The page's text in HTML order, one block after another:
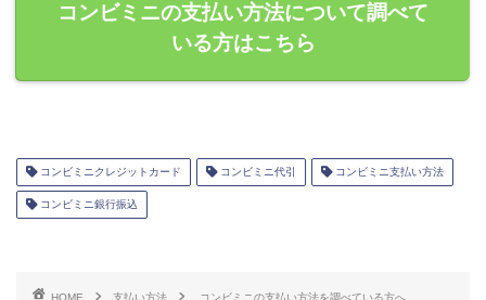
コンビミニの支払い方法について調べて
いる方はこちら
コンビミニクレジットカード コンビミニ代引 コンビミニ支払い方法
コンビミニ銀行振込
HOME 支払い方法 コンビミニの支払い方法を調べている方へ